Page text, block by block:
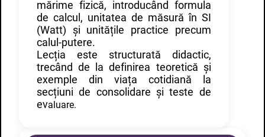
mărime fizică, introducând formula
de calcul, unitatea de măsură în SI
(Watt) și unitățile practice precum
calul-putere.
Lecția este structurată didactic,
trecând de la definirea teoretică și
exemple din viața cotidiană la
secțiuni de consolidare și teste de
evaluare.